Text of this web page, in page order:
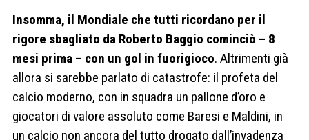
Insomma, il Mondiale che tutti ricordano per il
rigore sbagliato da Roberto Baggio cominciò – 8
mesi prima – con un gol in fuorigioco. Altrimenti già
allora si sarebbe parlato di catastrofe: il profeta del
calcio moderno, con in squadra un pallone d’oro e
giocatori di valore assoluto come Baresi e Maldini, in
un calcio non ancora del tutto drogato dall’invadenza